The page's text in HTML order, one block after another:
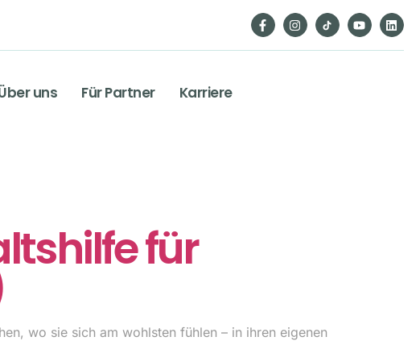
uns Für Partner Karriere
für
wo sie sich am wohlsten fühlen – in ihren eigenen